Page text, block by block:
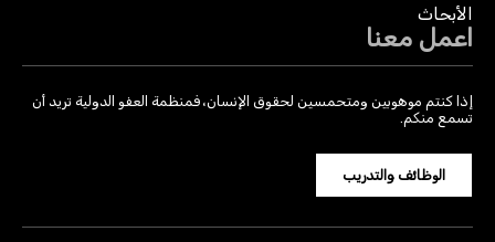
الأبحاث
اعمل معنا
إذا كنتم موهوبين ومتحمسين لحقوق الإنسان، فمنظمة العفو الدولية تريد أن
تسمع منكم.
الوظائف والتدريب